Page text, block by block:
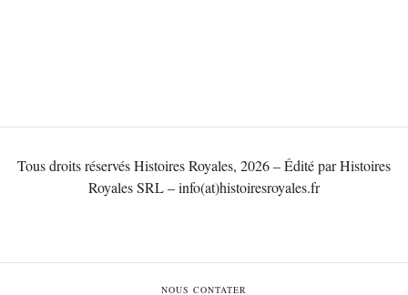
Tous droits réservés Histoires Royales, 2026 – Édité par Histoires
Royales SRL – info(at)histoiresroyales.fr
NOUS CONTATER